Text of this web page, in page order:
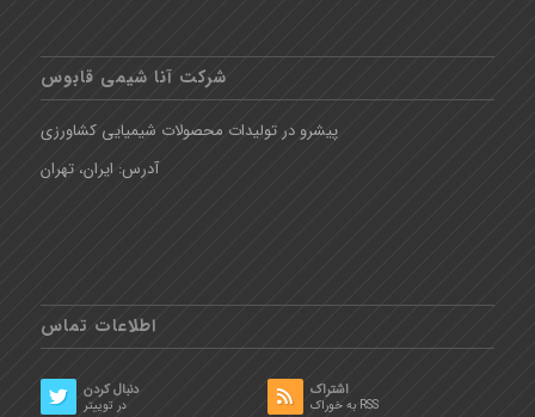
شرکت آنا شیمی قابوس
پیشرو در تولیدات محصولات شیمیایی کشاورزی
آدرس: ایران، تهران
اطلاعات تماس
دنبال کردن
در توییتر
اشتراک
به خوراک RSS